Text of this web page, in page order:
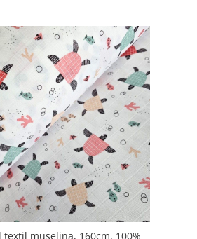
textil muselina, 160cm, 100%